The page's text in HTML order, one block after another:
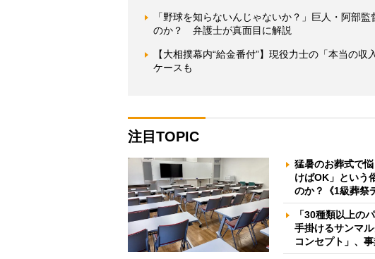
「野球を知らないんじゃないか？」巨人・阿部
のか？ 弁護士が真面目に解説
【大相撲幕内“給金番付”】現役力士の「本当の
ケースも
注目TOPIC
猛暑のお葬式で
けばOK」という
のか？《1級葬祭
「30種類以上の
手掛けるサンマ
コンセプト」、